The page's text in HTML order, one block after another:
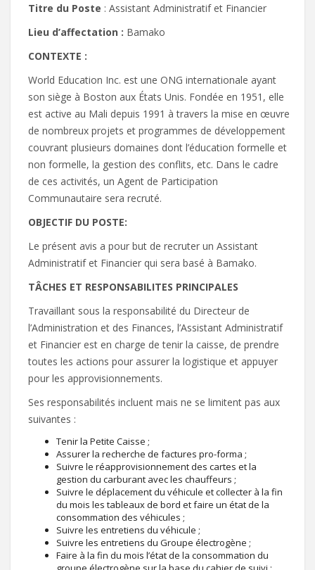
Titre du Poste : Assistant Administratif et Financier
Lieu d’affectation : Bamako
CONTEXTE :
World Education Inc. est une ONG internationale ayant
son siège à Boston aux États Unis. Fondée en 1951, elle
est active au Mali depuis 1991 à travers la mise en œuvre
de nombreux projets et programmes de développement
couvrant plusieurs domaines dont l’éducation formelle et
non formelle, la gestion des conflits, etc. Dans le cadre
de ces activités, un Agent de Participation
Communautaire sera recruté.
OBJECTIF DU POSTE:
Le présent avis a pour but de recruter un Assistant
Administratif et Financier qui sera basé à Bamako.
TÂCHES ET RESPONSABILITES PRINCIPALES
Travaillant sous la responsabilité du Directeur de
l’Administration et des Finances, l’Assistant Administratif
et Financier est en charge de tenir la caisse, de prendre
toutes les actions pour assurer la logistique et appuyer
pour les approvisionnements.
Ses responsabilités incluent mais ne se limitent pas aux
suivantes :
Tenir la Petite Caisse ;
Assurer la recherche de factures pro-forma ;
Suivre le réapprovisionnement des cartes et la
gestion du carburant avec les chauffeurs ;
Suivre le déplacement du véhicule et collecter à la fin
du mois les tableaux de bord et faire un état de la
consommation des véhicules ;
Suivre les entretiens du véhicule ;
Suivre les entretiens du Groupe électrogène ;
Faire à la fin du mois l’état de la consommation du